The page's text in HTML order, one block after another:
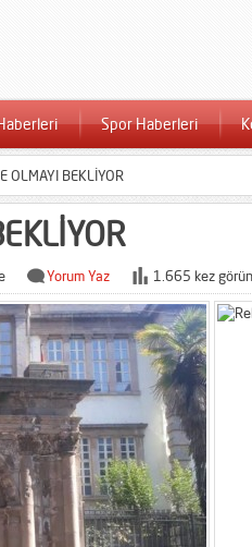
Spor Haberleri
OLMAYI BEKLİYOR
Yorum Yaz 1.665 kez